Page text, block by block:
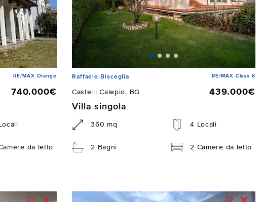
RE/MAX Orange
740.000€
da letto
Raffaele Bisceglia RE/MAX Class 8
Castelli Calepio, BG
439.000€
Villa singola
360 mq 4 Locali
2 Bagni 2 Camere da letto